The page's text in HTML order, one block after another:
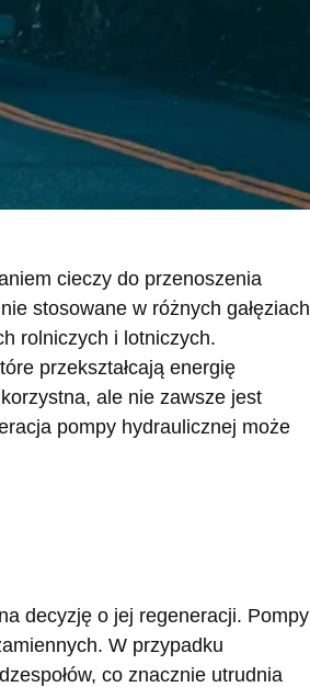
cieczy do przenoszenia
stosowane w różnych gałęziach
rolniczych i lotniczych.
przekształcają energię
ale nie zawsze jest
pompy hydraulicznej może
decyzję o jej regeneracji. Pompy
W przypadku
co znacznie utrudnia